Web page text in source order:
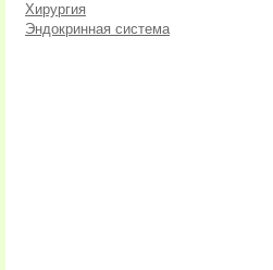
Хирургия
Эндокринная система